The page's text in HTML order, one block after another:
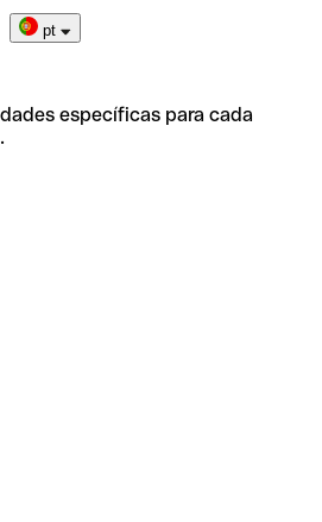
pt
específicas para cada